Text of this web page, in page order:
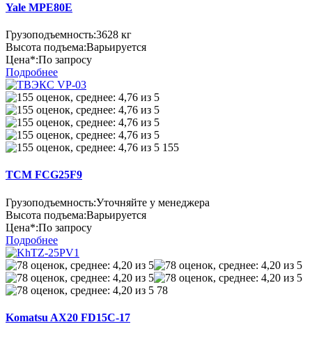
Yale MPE80E
Грузоподъемность:3628 кг
Высота подъема:Варьируется
Цена*:По запросу
Подробнее
155
TCM FCG25F9
Грузоподъемность:Уточняйте у менеджера
Высота подъема:Варьируется
Цена*:По запросу
Подробнее
78
Komatsu AX20 FD15C-17